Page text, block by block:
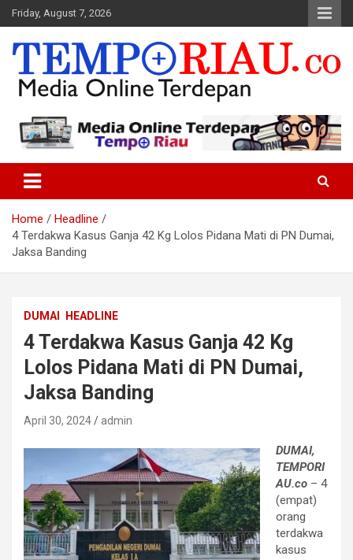
Skip
to
content
Friday, August 7, 2026
Tempo Riau
Home
Headline
4 Terdakwa Kasus Ganja 42 Kg Lolos Pidana Mati di PN Dumai,
Jaksa Banding
DUMAI HEADLINE
4 Terdakwa Kasus Ganja 42 Kg
Lolos Pidana Mati di PN Dumai,
Jaksa Banding
April 30, 2024 admin
DUMAI,
TEMPORI
AU.co – 4
(empat)
orang
terdakwa
kasus